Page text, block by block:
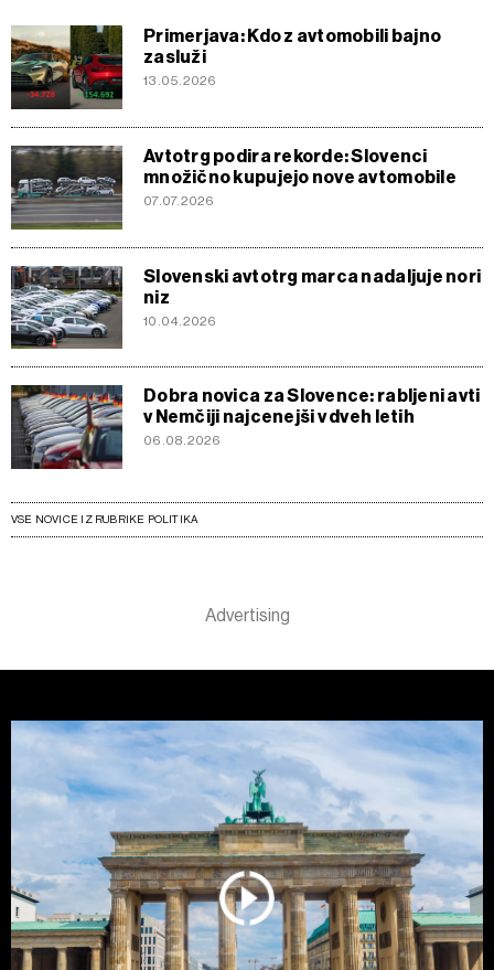
Primerjava: Kdo z avtomobili bajno
zasluži
13.05.2026
Avtotrg podira rekorde: Slovenci
množično kupujejo nove avtomobile
07.07.2026
Slovenski avtotrg marca nadaljuje nori
niz
10.04.2026
Dobra novica za Slovence: rabljeni avti
v Nemčiji najcenejši v dveh letih
06.08.2026
VSE NOVICE IZ RUBRIKE POLITIKA